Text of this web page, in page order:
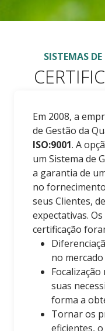
SISTEMAS
Em 2008, a
de Gestão da
ISO:9001. A
um Sistema de
a garantia de
no
seus Clientes,
expectativas.
certificação
no
suas
forma a
Tornar os
eficientes,